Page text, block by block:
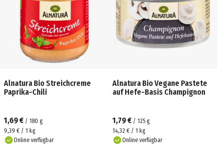
Alnatura Bio Streichcreme
Paprika-Chili
1,69 € / 180 g
9,39 € / 1 kg
Online verfügbar
Alnatura Bio Vegane Pastete
auf Hefe-Basis Champignon
1,79 € / 125 g
14,32 € / 1 kg
Online verfügbar